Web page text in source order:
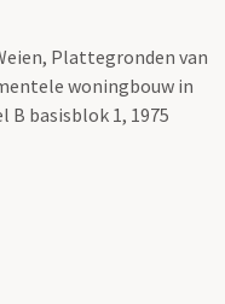
Plattegronden van
woningbouw in
B basisblok 1, 1975